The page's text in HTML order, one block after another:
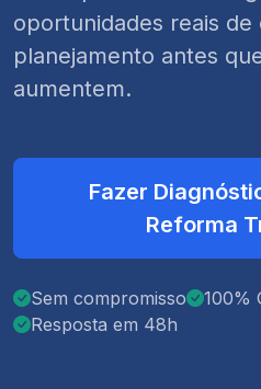
oportunidades reais de
planejamento antes
aumentem.
Fazer
Reforma
Sem compromisso
100%
Resposta em 48h